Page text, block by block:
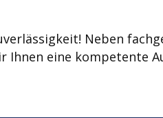
Neben
Ihnen eine kompetente